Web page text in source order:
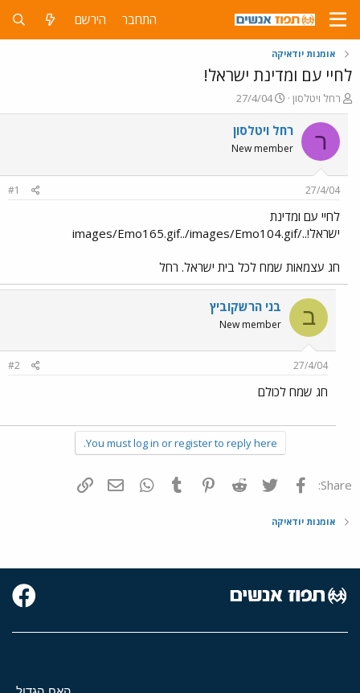
התחבר הירשם
אומנות יודאיקה
לחיי עם ומדינת ישראל!
פ
ו
ת
ח
ה
ש
א
רחל ויטלסון
פ
ו
ר
ם
ר
י
ך
27/4/04
ר רחל ויטלסון
New member
27/4/04
#1
לחיי עם ומדינת
ישראל!../images/Emo165.gif../images/Emo104.gif
חג עצמאות שמח לכל בית ישראל. רחל
ב בני הרשקוביץ
New member
27/4/04
#2
חג שמח לכולם
You must log in or register to reply here.
Share: פייסבוק Twitter
Reddit
Pinterest
Tumblr
WhatsAppדואר אלקטרוני
אומנות יודאיקה